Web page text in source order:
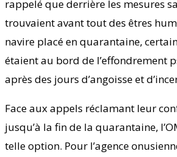
rappelé que derrière les mesures
trouvaient avant tout des êtres
navire placé en quarantaine,
étaient au bord de l’effondrement
après des jours d’angoisse et
Face aux appels réclamant leur
jusqu’à la fin de la quarantaine,
telle option. Pour l’agence